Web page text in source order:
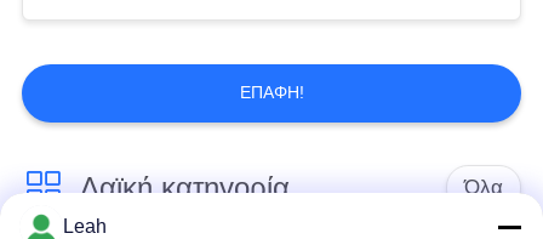
ΕΠΑΦΉ!
Λαϊκή κατηγορία Όλα
Leah